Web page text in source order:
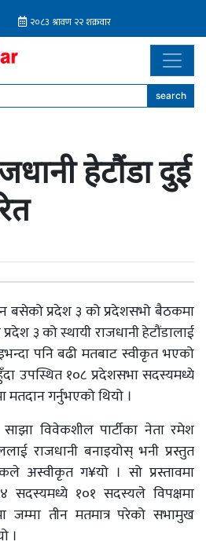
search
हेटौंडा दुई
बसेको प्रदेश ३ को प्रदेशसभो बैठकमा
३ को स्थायी राजधानी हेटौंडालाई
पनि बढी मतबाट स्वीकृत भएको
उपस्थित १०८ प्रदेशसभा सदस्यमध्ये
मतदान गर्नुभएको थियो ।
विवेकशील पार्टीका नेता रमेश
राजधानी बनाइयोस् भनी प्रस्तुत
अस्वीकृत ग¥यो । सो प्रस्तावमा
सदस्यमध्ये १०१ सदस्यले विपक्षमा
जम्मा तीन मतमात्र परेको सभामुख
।